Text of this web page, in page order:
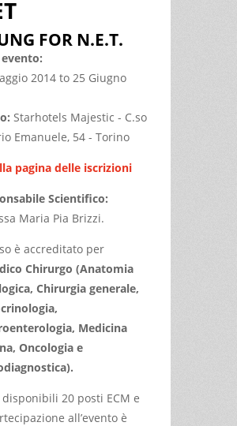
FOR N.E.T.
2014 to 25 Giugno
Starhotels Majestic - C.so
Emanuele, 54 - Torino
pagina delle iscrizioni
Scientifico:
Maria Pia Brizzi.
è accreditato per
Chirurgo (Anatomia
Chirurgia generale,
Medicina
Oncologia e
disponibili 20 posti ECM e
all’evento è